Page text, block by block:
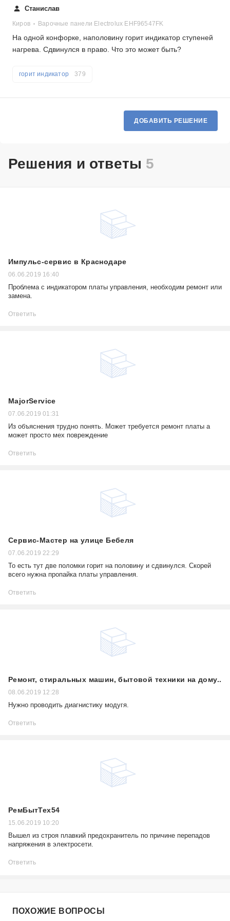
Станислав
Киров Варочные панели Electrolux EHF96547FK
На одной конфорке, наполовину горит индикатор ступеней
нагрева. Сдвинулся в право. Что это может быть?
горит индикатор 379
ДОБАВИТЬ РЕШЕНИЕ
Решения и ответы 5
Импульс-сервис в Краснодаре
06.06.2019 16:40
Проблема с индикатором платы управления, необходим ремонт или
замена.
Ответить
MajorService
07.06.2019 01:31
Из объяснения трудно понять. Может требуется ремонт платы а
может просто мех повреждение
Ответить
Сервис-Мастер на улице Бебеля
07.06.2019 22:29
То есть тут две поломки горит на половину и сдвинулся. Скорей
всего нужна пропайка платы управления.
Ответить
Ремонт, стиральных машин, бытовой техники на дому..
08.06.2019 12:28
Нужно проводить диагнистику модугя.
Ответить
РемБытТех54
15.06.2019 10:20
Вышел из строя плавкий предохранитель по причине перепадов
напряжения в электросети.
Ответить
ПОХОЖИЕ ВОПРОСЫ